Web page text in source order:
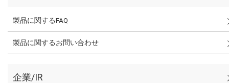
製品に関するFAQ
製品に関するお問い合わせ
企業/IR